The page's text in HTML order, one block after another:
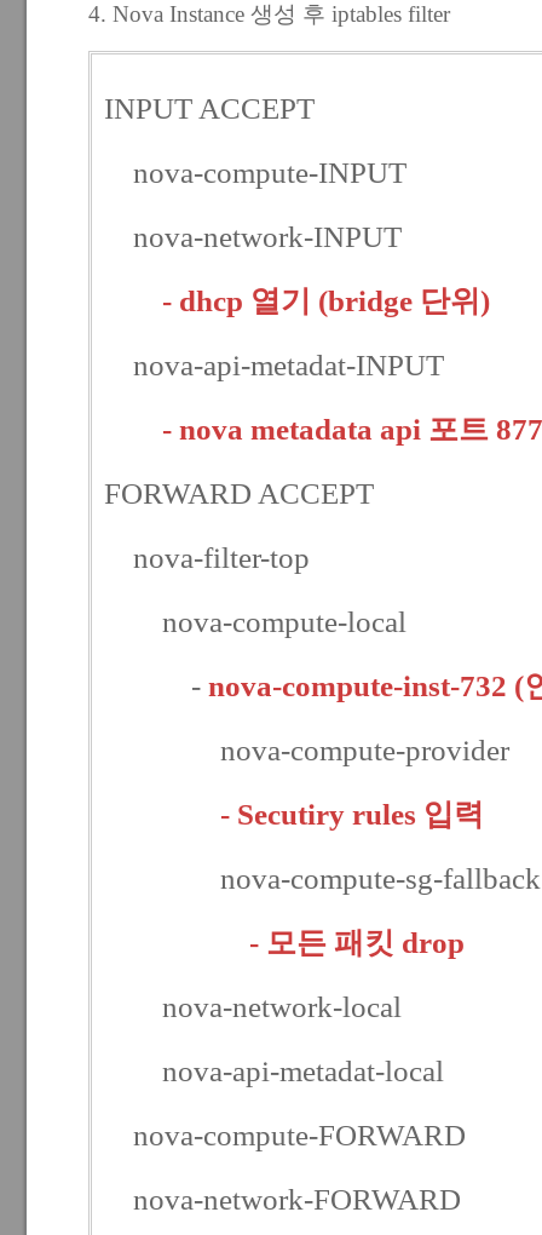
4. Nova Instance 생성 후 iptables filter
INPUT ACCEPT
nova-compute-INPUT
nova-network-INPUT
- dhcp 열기 (bridge 단위)
nova-api-metadat-INPUT
- nova metadata api 포트
FORWARD ACCEPT
nova-filter-top
nova-compute-local
- nova-compute-inst-732 (
nova-compute-provider
- Secutiry rules 입력
nova-compute-sg-fallback
- 모든 패킷 drop
nova-network-local
nova-api-metadat-local
nova-compute-FORWARD
nova-network-FORWARD